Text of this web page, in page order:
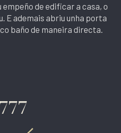
empeño de edificar a casa, o
E ademais abriu unha porta
baño de maneira directa.